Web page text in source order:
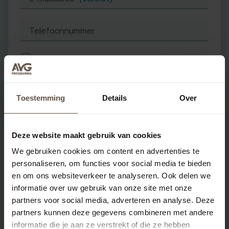
Toestemming Details Over
Deze website maakt gebruik van cookies
We gebruiken cookies om content en advertenties te
personaliseren, om functies voor social media te bieden
en om ons websiteverkeer te analyseren. Ook delen we
informatie over uw gebruik van onze site met onze
partners voor social media, adverteren en analyse. Deze
partners kunnen deze gegevens combineren met andere
informatie die je aan ze verstrekt of die ze hebben
Telefoonnummer
Ik ga akkoord met devoorwaarden (vereist)
Veelgestelde vragen
Kan ik ook kiezen voor per maand
factureren?